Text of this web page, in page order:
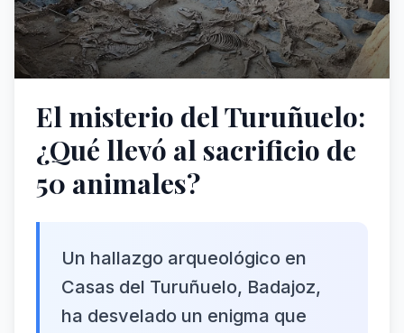
El misterio del Turuñuelo:
¿Qué llevó al sacrificio de
50 animales?
Un hallazgo arqueológico en
Casas del Turuñuelo, Badajoz,
ha desvelado un enigma que